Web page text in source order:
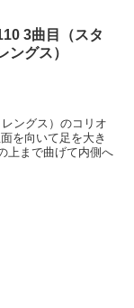
3曲目（スタ
ングス）
ングス）のコリオ
を向いて足を大き
上まで曲げて内側へ